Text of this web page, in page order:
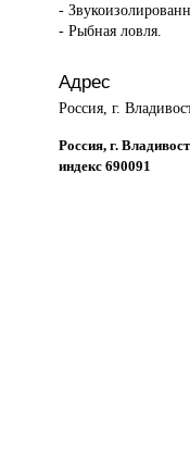
-
- Рыбная ловля.
Адрес
Россия, г.
Россия, г.
индекс 690091